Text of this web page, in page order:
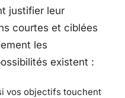
justifier leur
courtes et ciblées
les
existent :
vos objectifs touchent